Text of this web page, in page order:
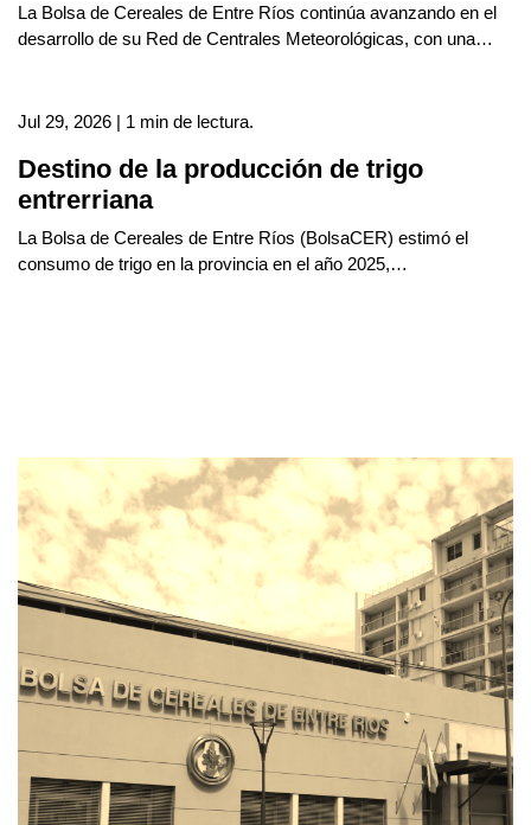
La Bolsa de Cereales de Entre Ríos continúa avanzando en el
desarrollo de su Red de Centrales Meteorológicas, con una…
Jul 29, 2026 | 1 min de lectura.
Destino de la producción de trigo
entrerriana
La Bolsa de Cereales de Entre Ríos (BolsaCER) estimó el
consumo de trigo en la provincia en el año 2025,…